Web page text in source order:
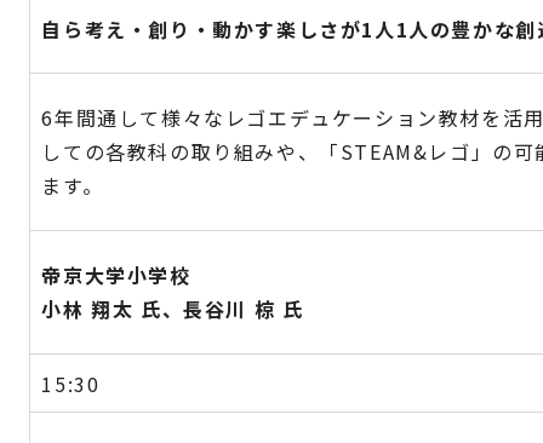
自ら考え・創り・動かす楽しさが1人1人の豊かな
6年間通して様々なレゴエデュケーション教材を活
しての各教科の取り組みや、「STEAM&レゴ」の
ます。
帝京大学小学校
小林 翔太 氏、長谷川 椋 氏
15:30